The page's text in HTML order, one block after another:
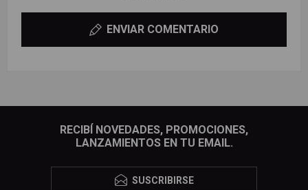
ENVIAR COMENTARIO
RECIBÍ NOVEDADES, PROMOCIONES,
LANZAMIENTOS EN TU EMAIL.
SUSCRIBIRSE